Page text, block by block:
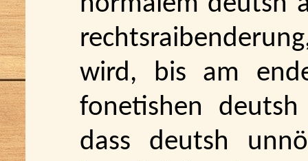
wird, bis am
fonetishen
dass deutsh